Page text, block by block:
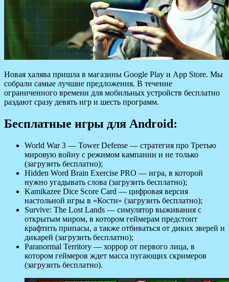
Новая халява пришла в магазины Google Play и App Store. Мы
собрали самые лучшие предложения. В течение
ограниченного времени для мобильных устройств бесплатно
раздают сразу девять игр и шесть программ.
Бесплатные игры для Android:
World War 3 — Tower Defense — стратегия про Третью
мировую войну с режимом кампании и не только
(загрузить бесплатно);
Hidden Word Brain Exercise PRO — игра, в которой
нужно угадывать слова (загрузить бесплатно);
Kamikazee Dice Score Card — цифровая версия
настольной игры в «Кости» (загрузить бесплатно);
Survive: The Lost Lands — симулятор выживания с
открытым миром, в котором геймерам предстоит
крафтить припасы, а также отбиваться от диких зверей и
дикарей (загрузить бесплатно);
Paranormal Territory — хоррор от первого лица, в
котором геймеров ждет масса пугающих скримеров
(загрузить бесплатно).